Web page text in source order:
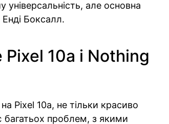
універсальність, але основна
Боксалл.
10a і Nothing
Pixel 10a, не тільки красиво
багатьох проблем, з якими